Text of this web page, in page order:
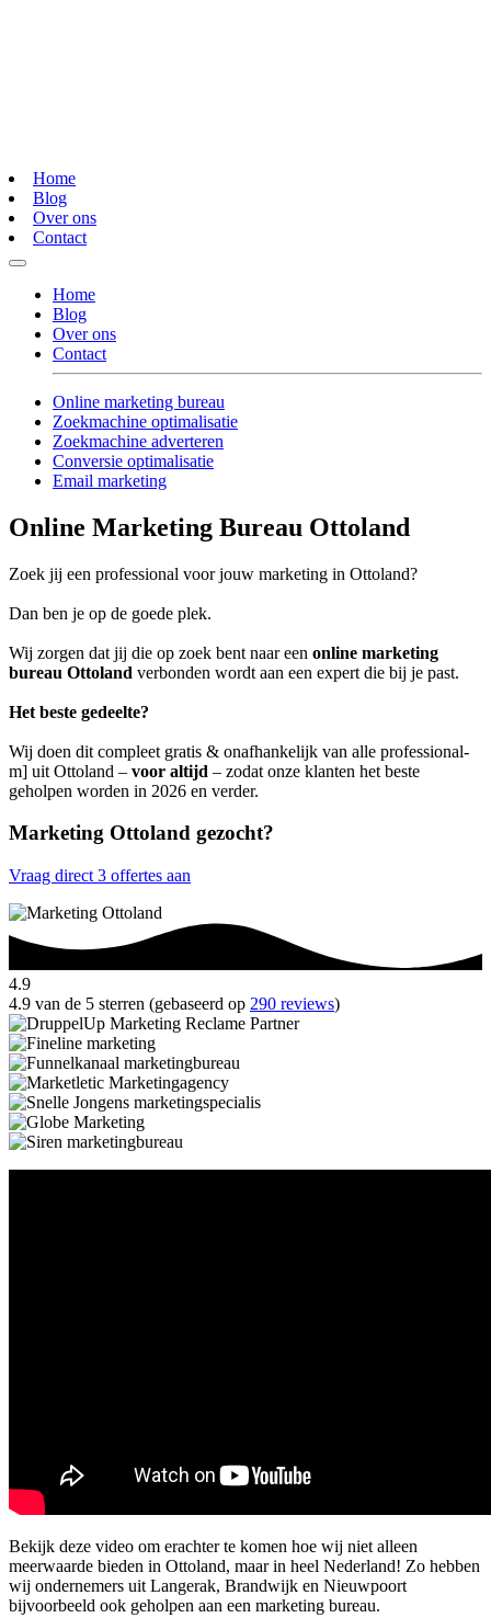
Home
Blog
Over ons
Contact
Home
Blog
Over ons
Contact
Online marketing bureau
Zoekmachine optimalisatie
Zoekmachine adverteren
Conversie optimalisatie
Email marketing
Online Marketing Bureau Ottoland
Zoek jij een professional voor jouw marketing in Ottoland?
Dan ben je op de goede plek.
Wij zorgen dat jij die op zoek bent naar een online marketing
bureau Ottoland verbonden wordt aan een expert die bij je past.
Het beste gedeelte?
Wij doen dit compleet gratis & onafhankelijk van alle professional-
m] uit Ottoland – voor altijd – zodat onze klanten het beste
geholpen worden in 2026 en verder.
Marketing Ottoland gezocht?
Vraag direct 3 offertes aan
4.9
4.9 van de 5 sterren (gebaseerd op 290 reviews)
Bekijk deze video om erachter te komen hoe wij niet alleen
meerwaarde bieden in Ottoland, maar in heel Nederland! Zo hebben
wij ondernemers uit Langerak, Brandwijk en Nieuwpoort
bijvoorbeeld ook geholpen aan een marketing bureau.